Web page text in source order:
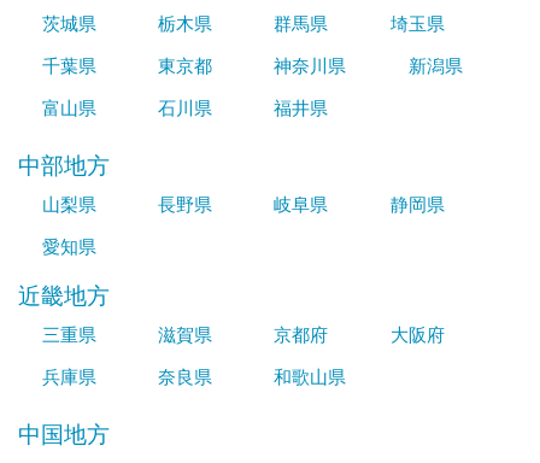
茨城県 栃木県 群馬県
埼玉県
千葉県
東京都 神奈川県
新潟県
富山県
石川県 福井県
中部地方
山梨県 長野県 岐阜県
静岡県
愛知県
近畿地方
三重県 滋賀県 京都府
大阪府
兵庫県
奈良県 和歌山県
中国地方